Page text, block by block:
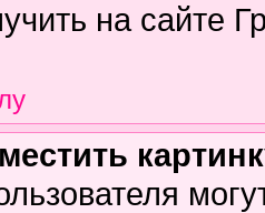
на сайте